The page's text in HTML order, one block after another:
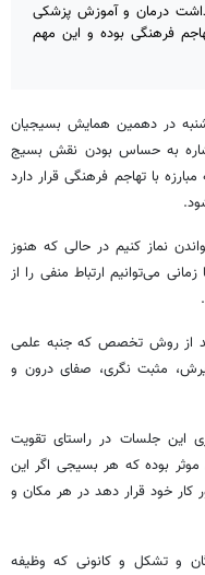
درمان و آموزش پزشکی
فرهنگی بوده و این مهم
‌در دهمین همایش بسیجیان
اشاره به حساس بودن نقش بسیج
با تهاجم فرهنگی قرار دارد
نماز کنیم در حالی که هنوز
می‌توانیم ارتباط منفی را از
از روش تخصص که جنبه علمی
مثبت‌ نگری، صفای درون و
این جلسات در راستای تقویت
بوده که هر بسیجی اگر این
کار خود قرار دهد در هر مکان و
و تشکل و کانونی که وظیفه